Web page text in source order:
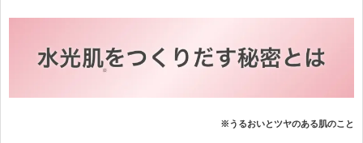
※うるおいとツヤのある肌のこと